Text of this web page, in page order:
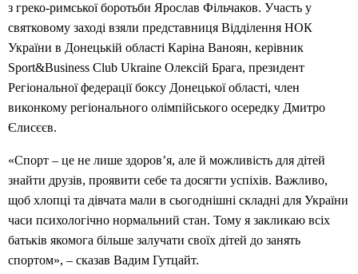
з греко-римської боротьби Ярослав Фільчаков. Участь у
святковому заході взяли представниця Відділення НОК
України в Донецькій області Каріна Ваноян, керівник
Sport&Business Club Ukraine Олексій Брага, президент
Регіональної федерації боксу Донецької області, член
виконкому регіонального олімпійського осередку Дмитро
Єлисєєв.
«Спорт – це не лише здоров’я, але й можливість для дітей
знайти друзів, проявити себе та досягти успіхів. Важливо,
щоб хлопці та дівчата мали в сьогоднішні складні для України
часи психологічно нормальний стан. Тому я закликаю всіх
батьків якомога більше залучати своїх дітей до занять
спортом», – сказав Вадим Гутцайт.